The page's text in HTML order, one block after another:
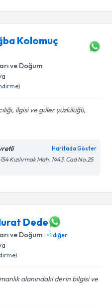
Kolomuç
ve Doğum
ilgisi ve güler yüzlülüğü,
Haritada Göster
Kızılırmak Mah. 1443. Cad No.25
Dede
ve Doğum +1diğer
alanındaki derin bilgisi ve